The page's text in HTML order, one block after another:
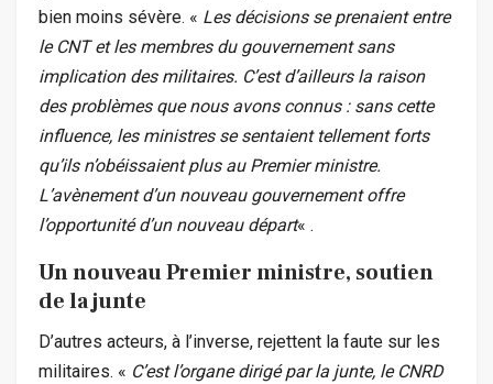
bien moins sévère. « Les décisions se prenaient entre
le CNT et les membres du gouvernement sans
implication des militaires. C’est d’ailleurs la raison
des problèmes que nous avons connus : sans cette
influence, les ministres se sentaient tellement forts
qu’ils n’obéissaient plus au Premier ministre.
L’avènement d’un nouveau gouvernement offre
l’opportunité d’un nouveau départ« .
Un nouveau Premier ministre, soutien
de la junte
D’autres acteurs, à l’inverse, rejettent la faute sur les
militaires. « C’est l’organe dirigé par la junte, le CNRD